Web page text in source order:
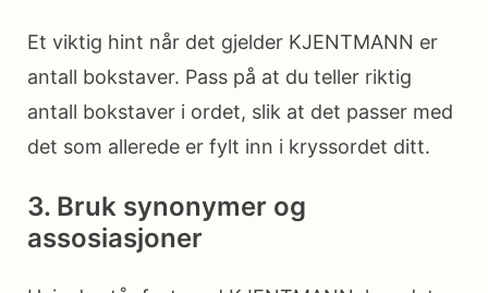
Et viktig hint når det gjelder KJENTMANN er
antall bokstaver. Pass på at du teller riktig
antall bokstaver i ordet, slik at det passer med
det som allerede er fylt inn i kryssordet ditt.
3. Bruk synonymer og
assosiasjoner